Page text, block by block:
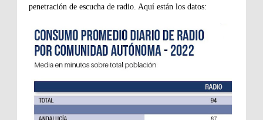
penetración de escucha de radio. Aquí están los datos: